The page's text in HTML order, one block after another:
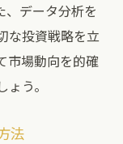
、データ分析を
な投資戦略を立
市場動向を的確
う。
法